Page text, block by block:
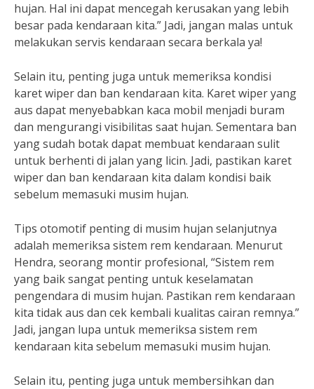
hujan. Hal ini dapat mencegah kerusakan yang lebih
besar pada kendaraan kita.” Jadi, jangan malas untuk
melakukan servis kendaraan secara berkala ya!
Selain itu, penting juga untuk memeriksa kondisi
karet wiper dan ban kendaraan kita. Karet wiper yang
aus dapat menyebabkan kaca mobil menjadi buram
dan mengurangi visibilitas saat hujan. Sementara ban
yang sudah botak dapat membuat kendaraan sulit
untuk berhenti di jalan yang licin. Jadi, pastikan karet
wiper dan ban kendaraan kita dalam kondisi baik
sebelum memasuki musim hujan.
Tips otomotif penting di musim hujan selanjutnya
adalah memeriksa sistem rem kendaraan. Menurut
Hendra, seorang montir profesional, “Sistem rem
yang baik sangat penting untuk keselamatan
pengendara di musim hujan. Pastikan rem kendaraan
kita tidak aus dan cek kembali kualitas cairan remnya.”
Jadi, jangan lupa untuk memeriksa sistem rem
kendaraan kita sebelum memasuki musim hujan.
Selain itu, penting juga untuk membersihkan dan